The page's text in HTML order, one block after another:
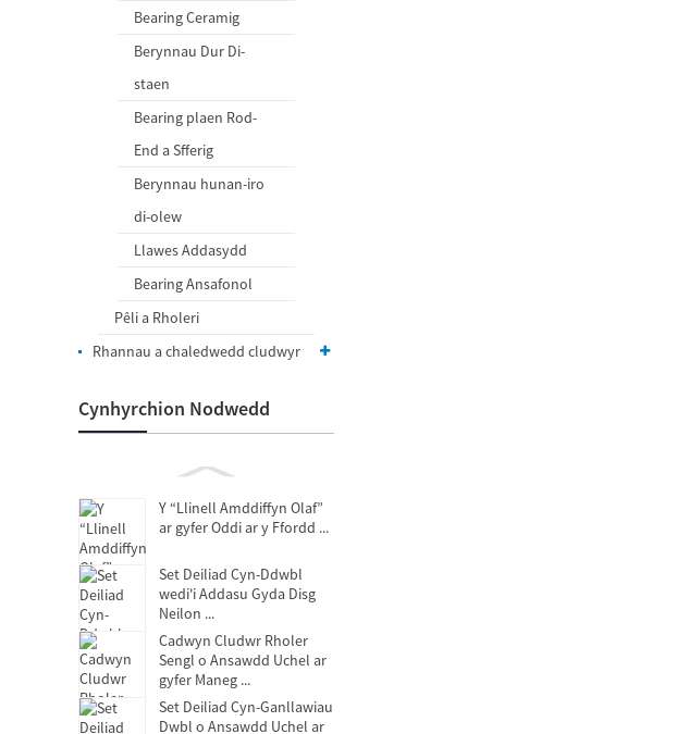
Bearing Ceramig
Berynnau Dur Di-
staen
Bearing plaen Rod-
End a Sfferig
Berynnau hunan-iro
di-olew
Llawes Addasydd
Bearing Ansafonol
Pêli a Rholeri
Rhannau a chaledwedd cludwyr
Cynhyrchion Nodwedd
Y “Llinell Amddiffyn Olaf”
ar gyfer Oddi ar y Ffordd ...
Set Deiliad Cyn-Ddwbl
wedi'i Addasu Gyda Disg
Neilon ...
Cadwyn Cludwr Rholer
Sengl o Ansawdd Uchel ar
gyfer Maneg ...
Set Deiliad Cyn-Ganllawiau
Dwbl o Ansawdd Uchel ar